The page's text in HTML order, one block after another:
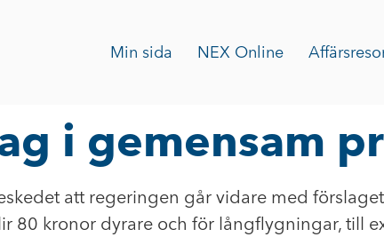
Min sida NEX Online
i gemensam
att regeringen går vidare med
80 kronor dyrare och för långflygningar, till